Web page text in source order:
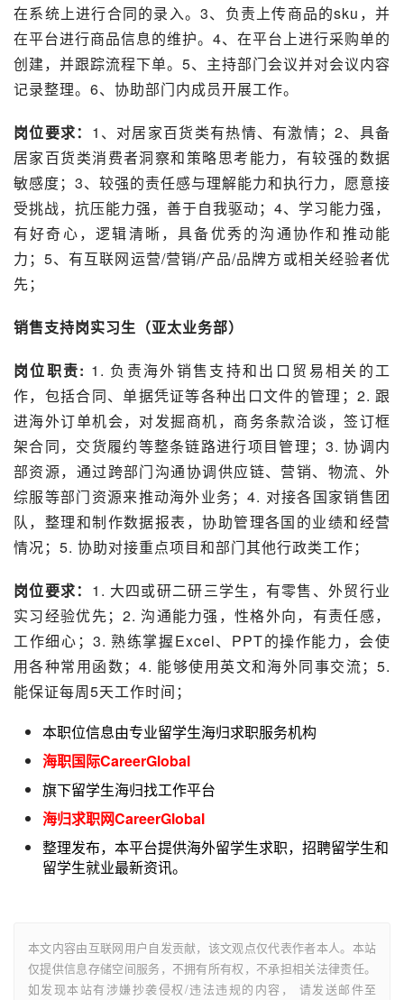
在系统上进行合同的录入。3、负责上传商品的sku ，并
在平台进行商品信息的维护。4、在平台上进行采购单的
创建，并跟踪流程下单。5、主持部门会议并对会议内容
记录整理。6、协助部门内成员开展工作。
岗位要求： 1、对居家百货类有热情、有激情；2、具备
居家百货类消费者洞察和策略思考能力，有较强的数据
敏感度；3、较强的责任感与理解能力和执行力，愿意接
受挑战，抗压能力强，善于自我驱动；4、学习能力强，
有好奇心，逻辑清晰，具备优秀的沟通协作和推动能
力；5、有互联网运营/营销/产品/品牌方或相关经验者优
先；
销售支持岗实习生（亚太业务部）
岗位职责: 1. 负责海外销售支持和出口贸易相关的工
作，包括合同、单据凭证等各种出口文件的管理；2. 跟
进海外订单机会，对发掘商机，商务条款洽谈，签订框
架合同，交货履约等整条链路进行项目管理；3. 协调内
部资源，通过跨部门沟通协调供应链、营销、物流、外
综服等部门资源来推动海外业务；4. 对接各国家销售团
队，整理和制作数据报表，协助管理各国的业绩和经营
情况；5. 协助对接重点项目和部门其他行政类工作；
岗位要求： 1. 大四或研二研三学生，有零售、外贸行业
实习经验优先；2. 沟通能力强，性格外向，有责任感，
工作细心；3. 熟练掌握Excel、PPT的操作能力，会使
用各种常用函数；4. 能够使用英文和海外同事交流；5.
能保证每周5天工作时间；
本职位信息由专业留学生海归求职服务机构
海职国际CareerGlobal
旗下留学生海归找工作平台
海归求职网CareerGlobal
整理发布，本平台提供海外留学生求职，招聘留学生和
留学生就业最新资讯。
本文内容由互联网用户自发贡献，该文观点仅代表作者本人。本站
仅提供信息存储空间服务，不拥有所有权，不承担相关法律责任。
如发现本站有涉嫌抄袭侵权/违法违规的内容， 请发送邮件至